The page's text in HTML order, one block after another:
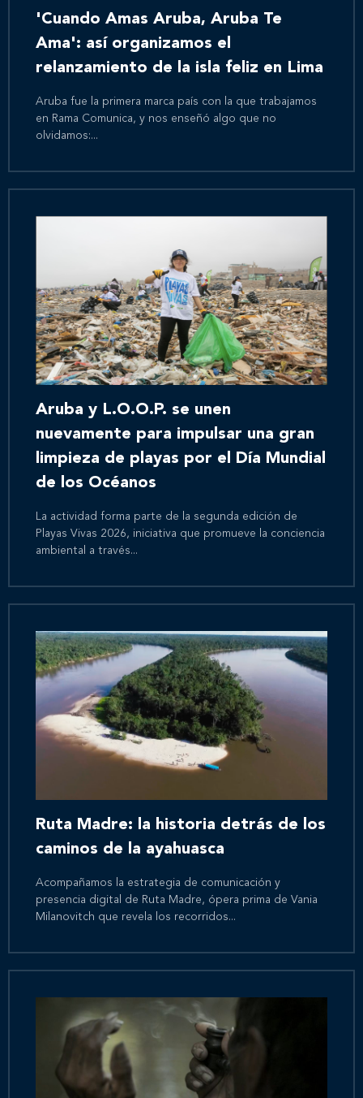
'Cuando Amas Aruba, Aruba Te
Ama': así organizamos el
relanzamiento de la isla feliz en Lima
Aruba fue la primera marca país con la que trabajamos
en Rama Comunica, y nos enseñó algo que no
olvidamos:...
Aruba y L.O.O.P. se unen
nuevamente para impulsar una gran
limpieza de playas por el Día Mundial
de los Océanos
La actividad forma parte de la segunda edición de
Playas Vivas 2026, iniciativa que promueve la conciencia
ambiental a través...
Ruta Madre: la historia detrás de los
caminos de la ayahuasca
Acompañamos la estrategia de comunicación y
presencia digital de Ruta Madre, ópera prima de Vania
Milanovitch que revela los recorridos...